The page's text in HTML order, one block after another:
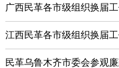
广西民革各市级组织换届
江西民革各市级组织换届
民革乌鲁木齐市委会参观